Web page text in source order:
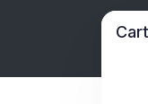
Cart